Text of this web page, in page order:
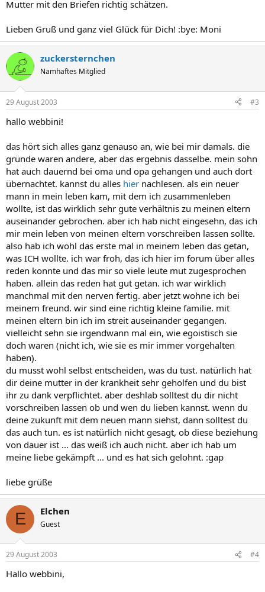
Mutter mit den Briefen richtig schätzen.
Lieben Gruß und ganz viel Glück für Dich! :bye: Moni
zuckersternchen
Namhaftes Mitglied
29 August 2003 #3
hallo webbini!
das hört sich alles ganz genauso an, wie bei mir damals. die
gründe waren andere, aber das ergebnis dasselbe. mein sohn
hat auch dauernd bei oma und opa gehangen und auch dort
übernachtet. kannst du alles hier nachlesen. als ein neuer
mann in mein leben kam, mit dem ich zusammenleben
wollte, ist das wirklich sehr gute verhältnis zu meinen eltern
auseinander gebrochen. aber ich hab nicht eingesehn, das ich
mir mein leben von meinen eltern vorschreiben lassen sollte.
also hab ich wohl das erste mal in meinem leben das getan,
was ICH wollte. ich war froh, das ich hier im forum über alles
reden konnte und das mir so viele leute mut zugesprochen
haben. allein das reden hat gut getan. ich war wirklich
manchmal mit den nerven fertig. aber jetzt wohne ich bei
meinem freund. wir sind eine richtig kleine familie. mit
meinen eltern bin ich im streit auseinander gegangen.
vielleicht sehn sie irgendwann mal ein, wie egoistisch sie
doch waren (nicht ich, wie sie es mir immer vorgehalten
haben).
du musst wohl selbst entscheiden, was du tust. natürlich hat
dir deine mutter in der krankheit sehr geholfen und du bist
ihr zu dank verpflichtet. aber deshlab solltest du dir nicht
vorschreiben lassen ob und wen du lieben kannst. wenn du
deine zukunft mit dem neuen mann siehst, dann solltest du
das auch tun. es ist natürlich nicht gesagt, ob diese beziehung
von dauer ist ... das weiß ich auch nicht. aber ich hab um
meine liebe gekämpft ... und es hat sich gelohnt. :gap
liebe grüße
E Elchen
Guest
29 August 2003 #4
Hallo webbini,